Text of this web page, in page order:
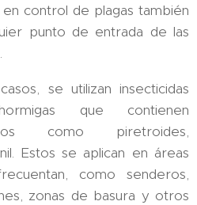
control de plagas también
punto de entrada de las
se utilizan insecticidas
que contienen
como piretroides,
Estos se aplican en áreas
como senderos,
zonas de basura y otros